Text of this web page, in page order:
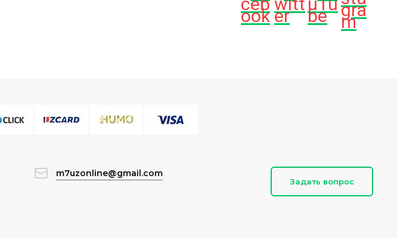
m7uzonline@gmail.com
Задать вопрос